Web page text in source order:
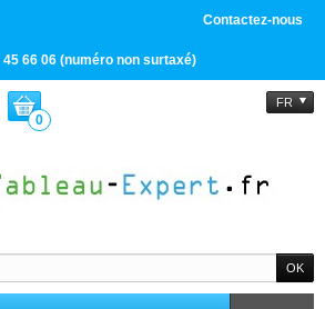
Contactez-nous
45 66 06 (numéro non surtaxé)
FR
0